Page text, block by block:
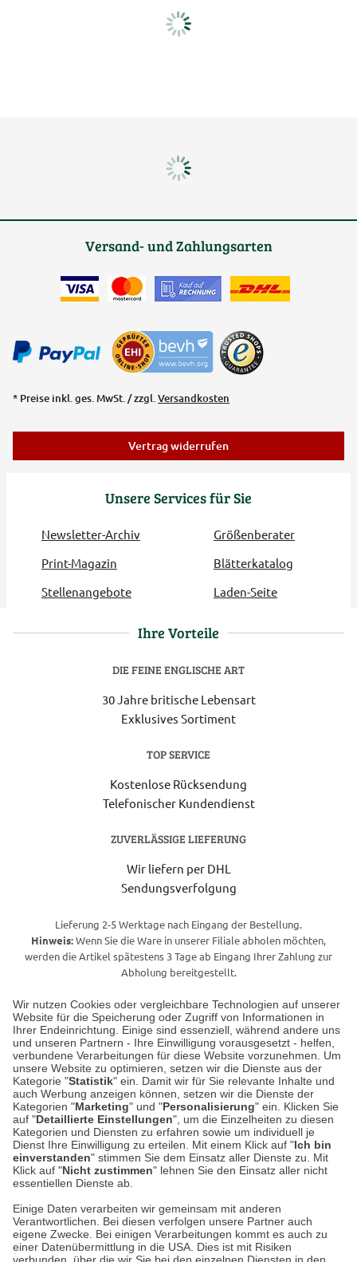
Wir nutzen Cookies oder vergleichbare Technologien auf unserer
Website für die Speicherung oder Zugriff von Informationen in
Ihrer Endeinrichtung. Einige sind essenziell, während andere uns
und unseren Partnern - Ihre Einwilligung vorausgesetzt - helfen,
verbundene Verarbeitungen für diese Website vorzunehmen. Um
unsere Website zu optimieren, setzen wir die Dienste aus der
Kategorie "Statistik" ein. Damit wir für Sie relevante Inhalte und
auch Werbung anzeigen können, setzen wir die Dienste der
Kategorien "Marketing" und "Personalisierung" ein. Klicken Sie
auf "Detaillierte Einstellungen", um die Einzelheiten zu diesen
Kategorien und Diensten zu erfahren sowie um individuell je
Dienst Ihre Einwilligung zu erteilen. Mit einem Klick auf "Ich bin
einverstanden" stimmen Sie dem Einsatz aller Dienste zu. Mit
Klick auf "Nicht zustimmen" lehnen Sie den Einsatz aller nicht
essentiellen Dienste ab.
Einige Daten verarbeiten wir gemeinsam mit anderen
Verantwortlichen. Bei diesen verfolgen unsere Partner auch
eigene Zwecke. Bei einigen Verarbeitungen kommt es auch zu
einer Datenübermittlung in die USA. Dies ist mit Risiken
Unsere Services für Sie
Newsletter-Archiv
Größenberater
Print-Magazin
Blätterkatalog
Stellenangebote
Laden-Seite
Versand- und Zahlungsarten
* Preise inkl. ges. MwSt. / zzgl.Versandkosten
Vertrag widerrufen
Ihre Vorteile
DIE FEINE ENGLISCHE ART
30 Jahre britische Lebensart
Exklusives Sortiment
TOP SERVICE
Kostenlose Rücksendung
Telefonischer Kundendienst
ZUVERLÄSSIGE LIEFERUNG
Wir liefern per DHL
Sendungsverfolgung
Lieferung 2-5 Werktage nach Eingang der Bestellung.
Hinweis:Wenn Sie die Ware in unserer Filiale abholen möchten,
werden die Artikel spätestens 3 Tage ab Eingang Ihrer Zahlung zur
Abholung bereitgestellt.
Unser Geschäft in Meckenheim
Auf dem Steinbüchel 6
53340 Meckenheim
Montag bis Samstag 9:00 Uhr bis 18:00 Uhr
weitere Information
Hier finden Sie uns im Netz